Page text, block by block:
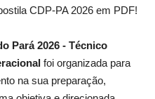
CDP-PA 2026 em PDF!
Pará 2026 - Técnico
foi organizada para
na sua preparação,